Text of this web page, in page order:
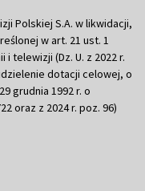
Polskiej S.A. w likwidacji,
w art. 21 ust. 1
telewizji (Dz. U. z 2022 r.
dotacji celowej, o
grudnia 1992 r. o
oraz z 2024 r. poz. 96)